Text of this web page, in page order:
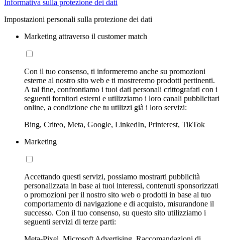
Informativa sulla protezione dei dati
Impostazioni personali sulla protezione dei dati
Marketing attraverso il customer match
Con il tuo consenso, ti informeremo anche su promozioni
esterne al nostro sito web e ti mostreremo prodotti pertinenti.
A tal fine, confrontiamo i tuoi dati personali crittografati con i
seguenti fornitori esterni e utilizziamo i loro canali pubblicitari
online, a condizione che tu utilizzi già i loro servizi:
Bing, Criteo, Meta, Google, LinkedIn, Printerest, TikTok
Marketing
Accettando questi servizi, possiamo mostrarti pubblicità
personalizzata in base ai tuoi interessi, contenuti sponsorizzati
o promozioni per il nostro sito web o prodotti in base al tuo
comportamento di navigazione e di acquisto, misurandone il
successo. Con il tuo consenso, su questo sito utilizziamo i
seguenti servizi di terze parti: